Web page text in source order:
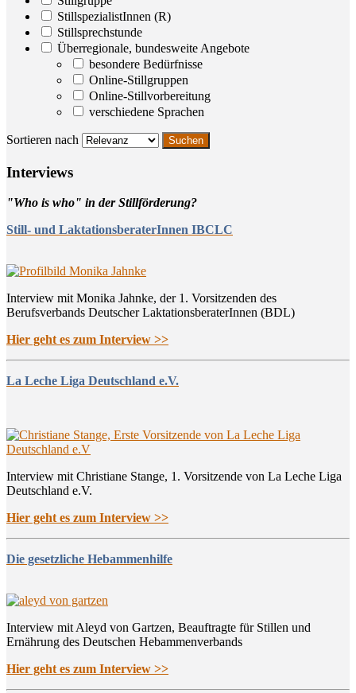
StillspezialistInnen (R)
Stillsprechstunde
Überregionale, bundesweite Angebote
besondere Bedürfnisse
Online-Stillgruppen
Online-Stillvorbereitung
verschiedene Sprachen
Sortieren nach
Inter­views
"Who is who" in der Stillförderung?
Still- und LaktationsberaterInnen IBCLC
Interview mit Monika Jahnke, der 1. Vorsitzenden des
Berufsverbands Deutscher LaktationsberaterInnen (BDL)
Hier geht es zum Interview >>
La Leche Liga Deutschland e.V.
Interview mit Christiane Stange, 1. Vorsitzende von La Leche Liga
Deutschland e.V.
Hier geht es zum Interview >>
Die gesetzliche Hebammenhilfe
Interview mit Aleyd von Gartzen, Beauftragte für Stillen und
Ernährung des Deutschen Hebammenverbands
Hier geht es zum Interview >>